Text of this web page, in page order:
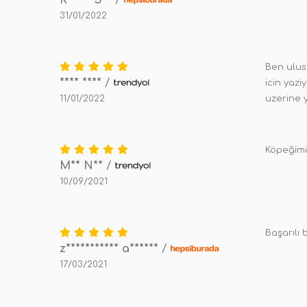
31/01/2022
**** **** /
11/01/2022
Ben
icin
uzerine
M** N** /
10/09/2021
z*********** a****** /
17/03/2021